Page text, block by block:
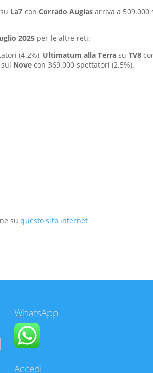
La7con Corrado Augiasarriva a 509.000
2025per le altre reti:
(4.2%), Ultimatum alla Terra su TV8
Novecon 369.000 spettatori (2.5%).
su questo sito internet
WhatsApp
Accedi